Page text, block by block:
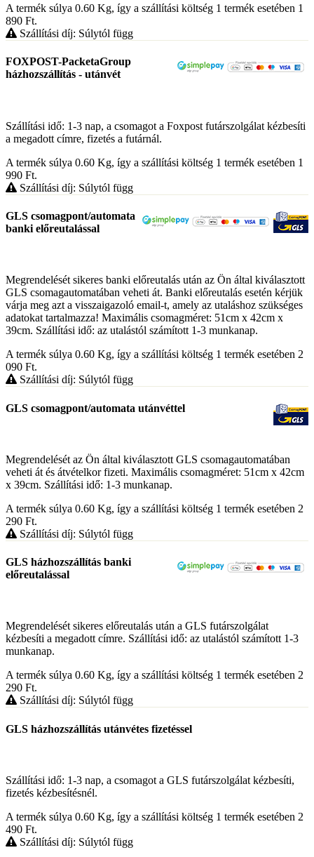
A termék súlya 0.60 Kg, így a szállítási költség 1 termék esetében 1
890 Ft.
Szállítási díj: Súlytól függ
FOXPOST-PacketaGroup
házhozszállítás - utánvét
Szállítási idő: 1-3 nap, a csomagot a Foxpost futárszolgálat kézbesíti
a megadott címre, fizetés a futárnál.
A termék súlya 0.60 Kg, így a szállítási költség 1 termék esetében 1
990 Ft.
Szállítási díj: Súlytól függ
GLS csomagpont/automata
banki előreutalással
Megrendelését sikeres banki előreutalás után az Ön által kiválasztott
GLS csomagautomatában veheti át. Banki előreutalás esetén kérjük
várja meg azt a visszaigazoló email-t, amely az utaláshoz szükséges
adatokat tartalmazza! Maximális csomagméret: 51cm x 42cm x
39cm. Szállítási idő: az utalástól számított 1-3 munkanap.
A termék súlya 0.60 Kg, így a szállítási költség 1 termék esetében 2
090 Ft.
Szállítási díj: Súlytól függ
GLS csomagpont/automata utánvéttel
Megrendelését az Ön által kiválasztott GLS csomagautomatában
veheti át és átvételkor fizeti. Maximális csomagméret: 51cm x 42cm
x 39cm. Szállítási idő: 1-3 munkanap.
A termék súlya 0.60 Kg, így a szállítási költség 1 termék esetében 2
290 Ft.
Szállítási díj: Súlytól függ
GLS házhozszállítás banki
előreutalással
Megrendelését sikeres előreutalás után a GLS futárszolgálat
kézbesíti a megadott címre. Szállítási idő: az utalástól számított 1-3
munkanap.
A termék súlya 0.60 Kg, így a szállítási költség 1 termék esetében 2
290 Ft.
Szállítási díj: Súlytól függ
GLS házhozszállítás utánvétes fizetéssel
Szállítási idő: 1-3 nap, a csomagot a GLS futárszolgálat kézbesíti,
fizetés kézbesítésnél.
A termék súlya 0.60 Kg, így a szállítási költség 1 termék esetében 2
490 Ft.
Szállítási díj: Súlytól függ